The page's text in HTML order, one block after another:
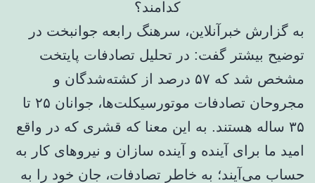
به گزارش خبرآنلاین، سرهنگ رابعه جوانبخت در
توضیح بیشتر گفت: در تحلیل‌ تصادفات پایتخت
مشخص شد که ۵۷ درصد از کشته‌شدگان و
مجروحان تصادفات موتورسیکلت‌ها، جوانان ۲۵ تا
۳۵ ساله هستند. به این معنا که قشری که در واقع
امید ما برای آینده و آینده سازان و نیروهای کار به
حساب می‌آیند؛ به خاطر تصادفات، جان خود را به